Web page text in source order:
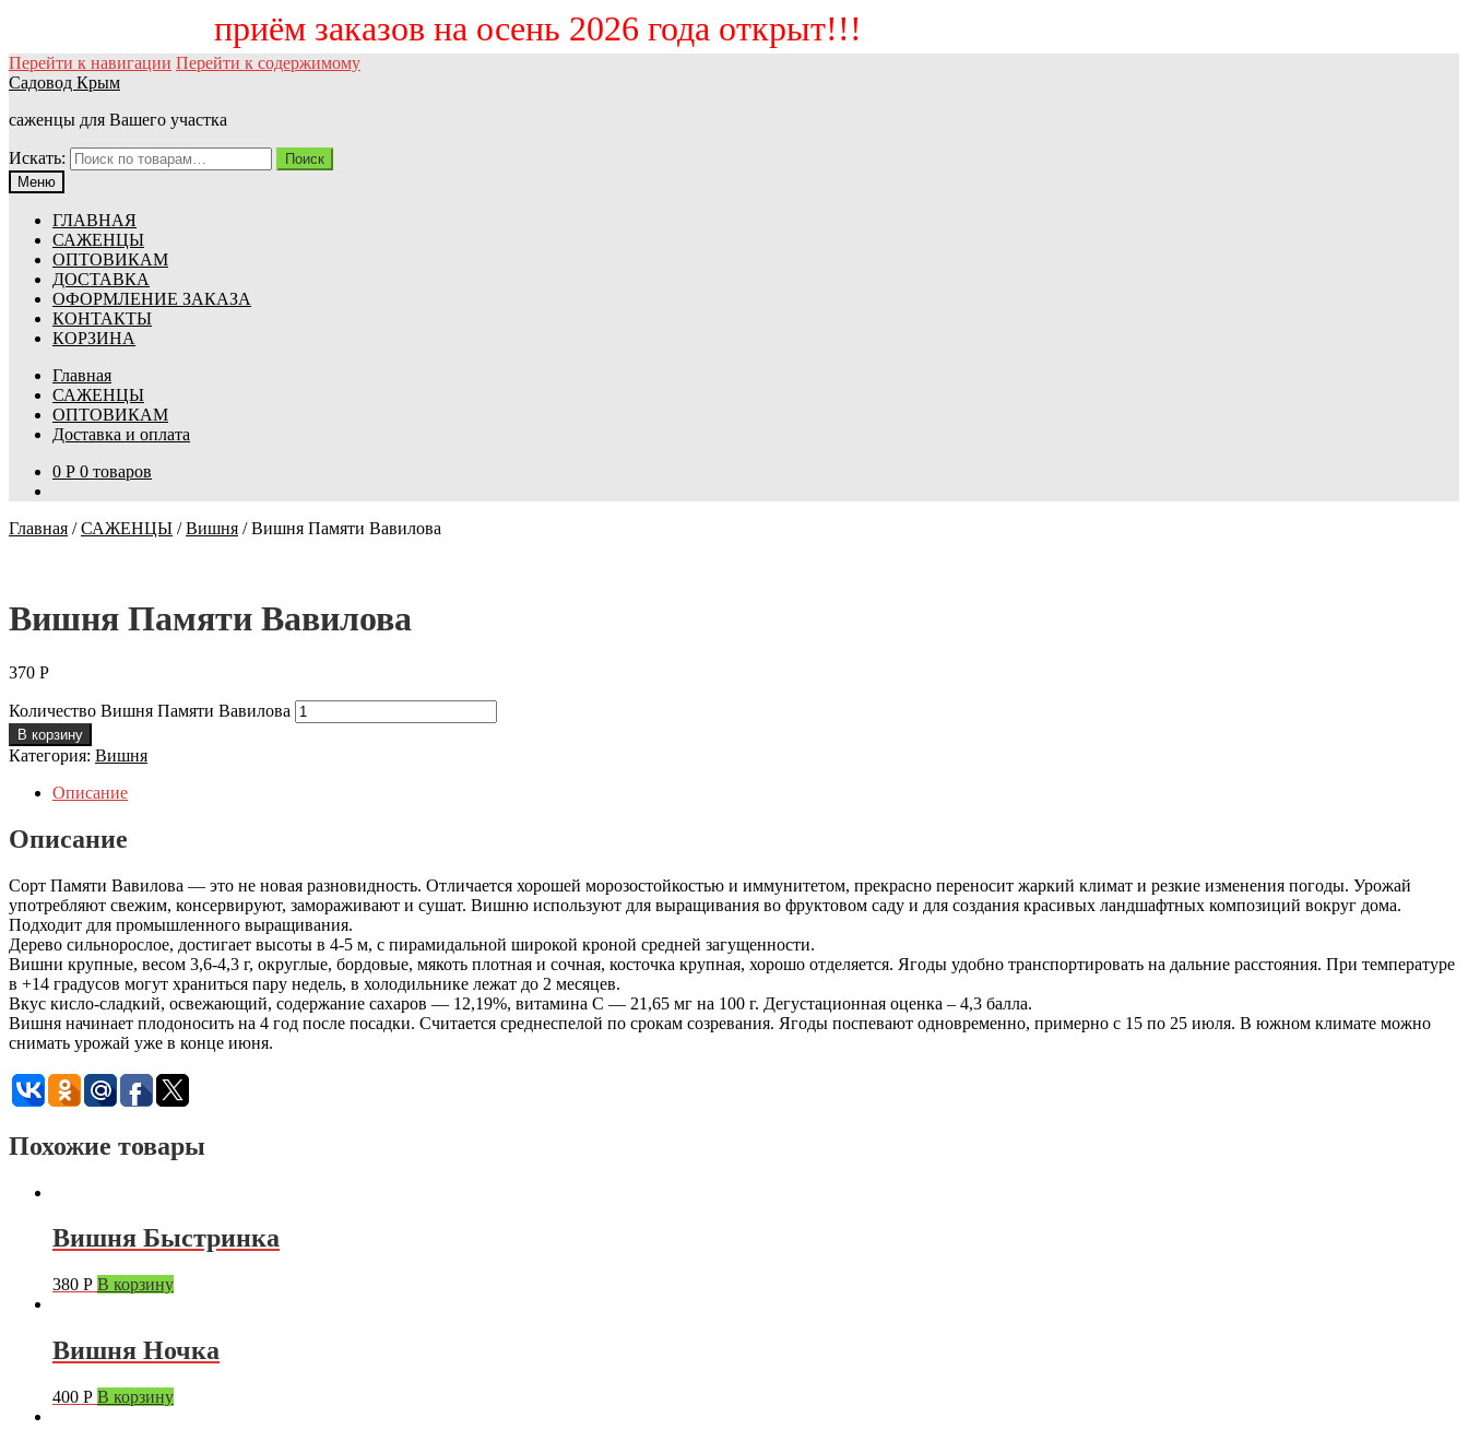
приём заказов на осень 2026 года открыт!!!
Перейти к навигации Перейти к содержимому
Садовод Крым
саженцы для Вашего участка
Искать:
Поиск
Меню
ГЛАВНАЯ
САЖЕНЦЫ
ОПТОВИКАМ
ДОСТАВКА
ОФОРМЛЕНИЕ ЗАКАЗА
КОНТАКТЫ
КОРЗИНА
Главная
САЖЕНЦЫ
ОПТОВИКАМ
Доставка и оплата
0 Р 0 товаров
Главная /САЖЕНЦЫ /Вишня /Вишня Памяти Вавилова
Вишня Памяти Вавилова
370 Р
Количество Вишня Памяти Вавилова
В корзину
Категория: Вишня
Описание
Описание
Сорт Памяти Вавилова — это не новая разновидность. Отличается хорошей морозостойкостью и иммунитетом, прекрасно переносит жаркий климат и резкие изменения погоды. Урожай
употребляют свежим, консервируют, замораживают и сушат. Вишню используют для выращивания во фруктовом саду и для создания красивых ландшафтных композиций вокруг дома.
Подходит для промышленного выращивания.
Дерево сильнорослое, достигает высоты в 4-5 м, с пирамидальной широкой кроной средней загущенности.
Вишни крупные, весом 3,6-4,3 г, округлые, бордовые, мякоть плотная и сочная, косточка крупная, хорошо отделяется. Ягоды удобно транспортировать на дальние расстояния. При температуре
в +14 градусов могут храниться пару недель, в холодильнике лежат до 2 месяцев.
Вкус кисло-сладкий, освежающий, содержание сахаров — 12,19%, витамина С — 21,65 мг на 100 г. Дегустационная оценка – 4,3 балла.
Вишня начинает плодоносить на 4 год после посадки. Считается среднеспелой по срокам созревания. Ягоды поспевают одновременно, примерно с 15 по 25 июля. В южном климате можно
снимать урожай уже в конце июня.
Похожие товары
Вишня Быстринка
380 Р В корзину
Вишня Ночка
400 Р В корзину